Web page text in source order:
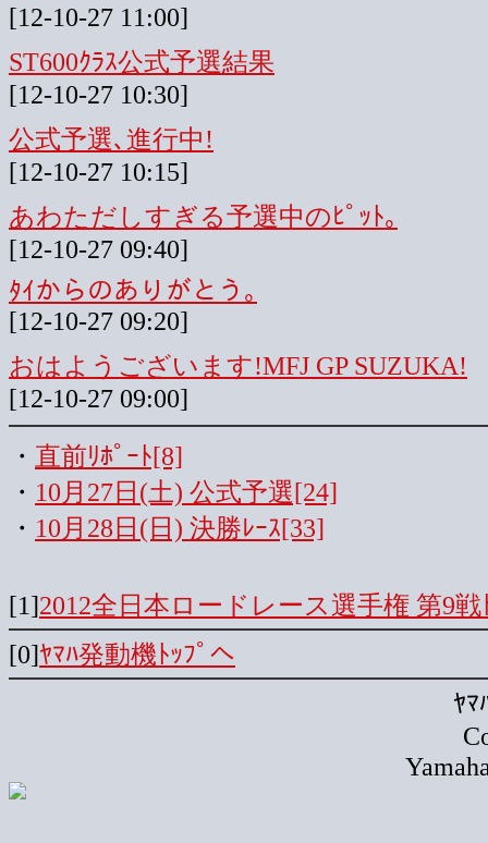
[12-10-27 11:00]
ST600ｸﾗｽ公式予選結果
[12-10-27 10:30]
公式予選､進行中!
[12-10-27 10:15]
あわただしすぎる予選中のﾋﾟｯﾄ｡
[12-10-27 09:40]
ﾀｲからのありがとう｡
[12-10-27 09:20]
おはようございます!MFJ GP SUZUKA!
[12-10-27 09:00]
・ 直前ﾘﾎﾟｰﾄ[8]
・ 10月27日(土) 公式予選[24]
・ 10月28日(日) 決勝ﾚｰｽ[33]
[1]2012全日本ロードレース選手権 第9戦
[0]ﾔﾏﾊ発動機ﾄｯﾌﾟへ
ﾔﾏ